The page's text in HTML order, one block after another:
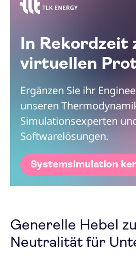
In Rekordzeit
virtuellen
Ergänzen Sie ihr
unseren
Simulationsexperten
Softwarelösungen.
Systemsimulation
Generelle Hebel
Neutralität für